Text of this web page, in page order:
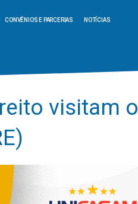
CONVÊNIOS E PARCERIAS NOTÍCIAS
visitam o